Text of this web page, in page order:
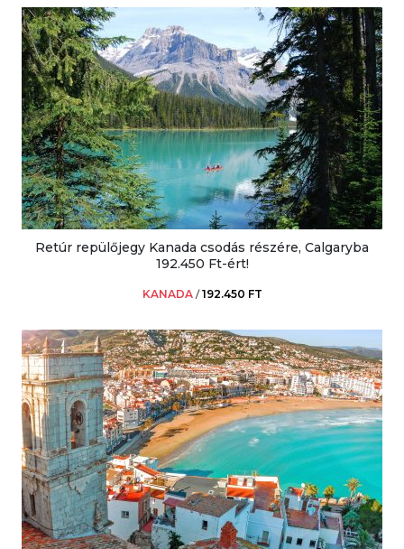
Retúr repülőjegy Kanada csodás részére, Calgaryba
192.450 Ft-ért!
KANADA /192.450 FT